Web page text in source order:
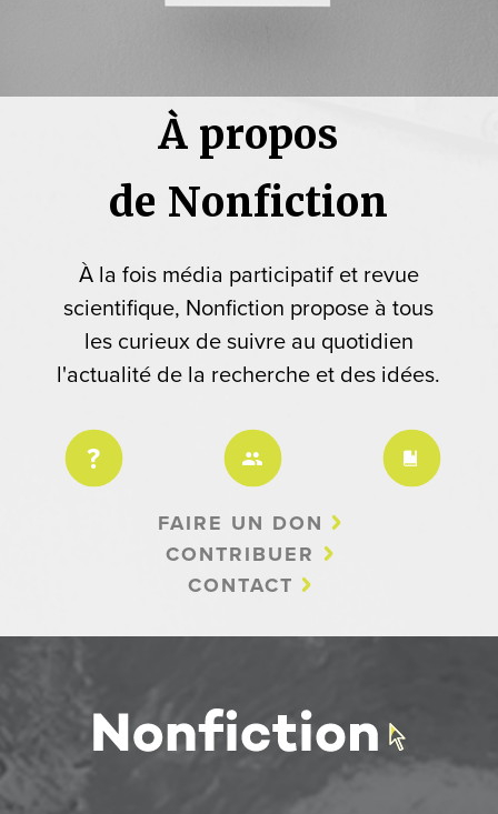
À propos
de Nonfiction
À la fois média participatif et revue
scientifique, Nonfiction propose à tous
les curieux de suivre au quotidien
l'actualité de la recherche et des idées.
FAIRE UN DON
CONTRIBUER
CONTACT